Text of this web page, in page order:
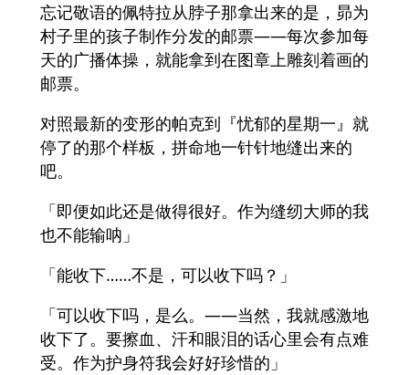
忘记敬语的佩特拉从脖子那拿出来的是，昴为
村子里的孩子制作分发的邮票——每次参加每
天的广播体操，就能拿到在图章上雕刻着画的
邮票。
对照最新的变形的帕克到『忧郁的星期一』就
停了的那个样板，拼命地一针针地缝出来的
吧。
「即便如此还是做得很好。作为缝纫大师的我
也不能输呐」
「能收下……不是，可以收下吗？」
「可以收下吗，是么。——当然，我就感激地
收下了。要擦血、汗和眼泪的话心里会有点难
受。作为护身符我会好好珍惜的」